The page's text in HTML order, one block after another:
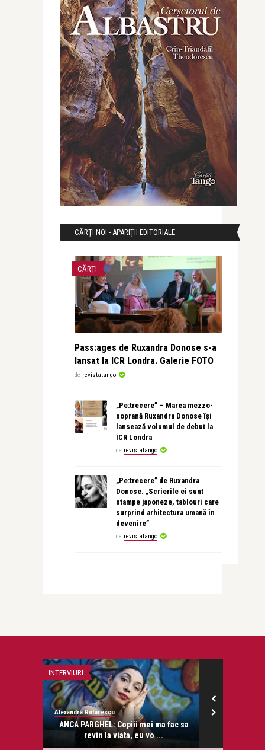
CĂRȚI NOI - APARIȚII EDITORIALE
CĂRȚI
Pass:ages de Ruxandra Donose s-a
lansat la ICR Londra. Galerie FOTO
de revistatango
„Pe:trecere” – Marea mezzo-
soprană Ruxandra Donose își
lansează volumul de debut la
ICR Londra
de revistatango
„Pe:trecere” de Ruxandra
Donose. „Scrierile ei sunt
stampe japoneze, tablouri care
surprind arhitectura umană în
devenire”
de revistatango
INTERVIURI
Alexandra Rotarescu
ANCA PARGHEL: Copiii mei ma fac sa
revin la viata, eu vo ...